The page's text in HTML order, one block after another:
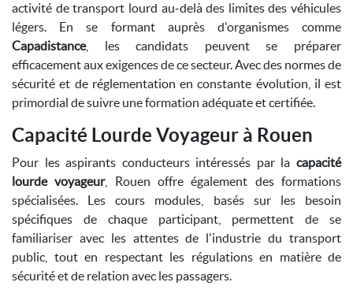
activité de transport lourd au-delà des limites des véhicules
légers. En se formant auprès d'organismes comme
Capadistance, les candidats peuvent se préparer
efficacement aux exigences de ce secteur. Avec des normes de
sécurité et de réglementation en constante évolution, il est
primordial de suivre une formation adéquate et certifiée.
Capacité Lourde Voyageur à Rouen
Pour les aspirants conducteurs intéressés par la capacité
lourde voyageur, Rouen offre également des formations
spécialisées. Les cours modules, basés sur les besoin
spécifiques de chaque participant, permettent de se
familiariser avec les attentes de l'industrie du transport
public, tout en respectant les régulations en matière de
sécurité et de relation avec les passagers.